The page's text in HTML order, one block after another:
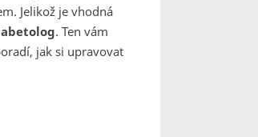
Jelikož je vhodná
. Ten vám
jak si upravovat